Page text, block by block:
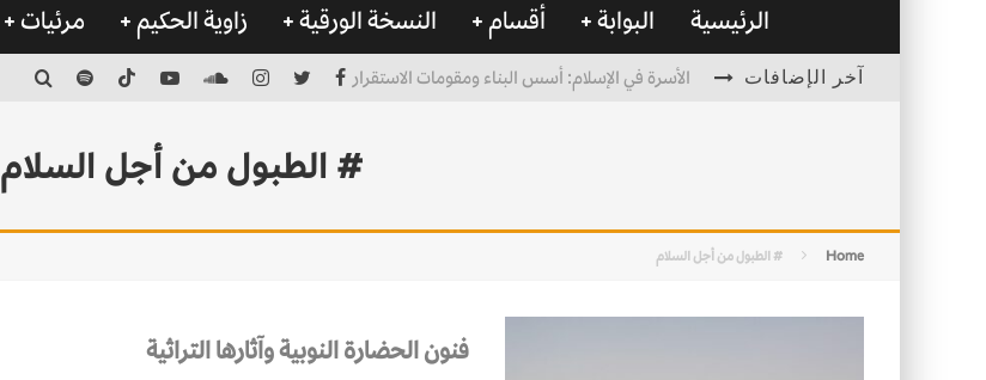
الرئيسية البوابة أقسام النسخة الورقية زاوية الحكيم مرئيات
آخر الإضافات الأسرة في الإسلام: أسس البناء ومقومات الاستقرار
# الطبول من أجل السلام
Home # الطبول من أجل السلام
فنون الحضارة النوبية وآثارها التراثية